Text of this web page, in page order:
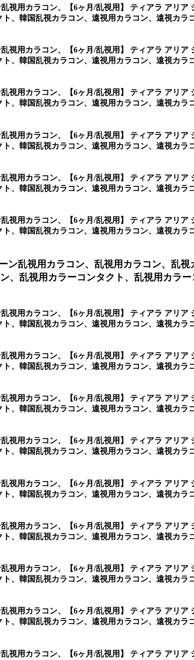
視用カラコン、
【6ヶ月/乱視用】 ティアラ アリ
、韓国乱視カラコン、遠視用カラコン、遠視カ
視用カラコン、
【6ヶ月/乱視用】 ティアラ アリ
、韓国乱視カラコン、遠視用カラコン、遠視カ
視用カラコン、
【6ヶ月/乱視用】 ティアラ アリ
、韓国乱視カラコン、遠視用カラコン、遠視カ
視用カラコン、
【6ヶ月/乱視用】 ティアラ アリ
、韓国乱視カラコン、遠視用カラコン、遠視カ
視用カラコン、
【6ヶ月/乱視用】 ティアラ アリ
、韓国乱視カラコン、遠視用カラコン、遠視カ
視用カラコン、
【6ヶ月/乱視用】 ティアラ アリ
、韓国乱視カラコン、遠視用カラコン、遠視カ
ン乱視用カラコン、 乱視用カラコン、乱視
、乱視用カラーコンタクト、乱視用カラ
視用カラコン、
【6ヶ月/乱視用】 ティアラ アリ
、韓国乱視カラコン、遠視用カラコン、遠視カ
視用カラコン、
【6ヶ月/乱視用】 ティアラ アリ
、韓国乱視カラコン、遠視用カラコン、遠視カ
視用カラコン、
【6ヶ月/乱視用】 ティアラ アリ
、韓国乱視カラコン、遠視用カラコン、遠視カ
視用カラコン、
【6ヶ月/乱視用】 ティアラ アリ
、韓国乱視カラコン、遠視用カラコン、遠視カ
視用カラコン、
【6ヶ月/乱視用】 ティアラ アリ
、韓国乱視カラコン、遠視用カラコン、遠視カ
視用カラコン、
【6ヶ月/乱視用】 ティアラ アリ
、韓国乱視カラコン、遠視用カラコン、遠視カ
視用カラコン、
【6ヶ月/乱視用】 ティアラ アリ
、韓国乱視カラコン、遠視用カラコン、遠視カ
視用カラコン、
【6ヶ月/乱視用】 ティアラ アリ
、韓国乱視カラコン、遠視用カラコン、遠視カ
視用カラコン、
【6ヶ月/乱視用】 ティアラ アリ